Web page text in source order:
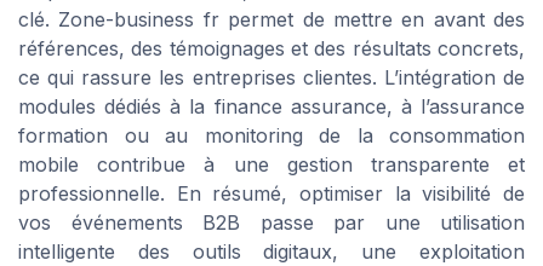
clé. Zone-business fr permet de mettre en avant des
références, des témoignages et des résultats concrets,
ce qui rassure les entreprises clientes. L’intégration de
modules dédiés à la finance assurance, à l’assurance
formation ou au monitoring de la consommation
mobile contribue à une gestion transparente et
professionnelle. En résumé, optimiser la visibilité de
vos événements B2B passe par une utilisation
intelligente des outils digitaux, une exploitation